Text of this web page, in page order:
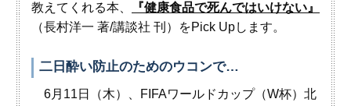
教えてくれる本、
『健康食品で死んではいけない』
（長村洋一 著/講談社 刊）をPick Upします。
二日酔い防止のためのウコンで…
6月11日（木）、FIFAワールドカップ（W杯）北